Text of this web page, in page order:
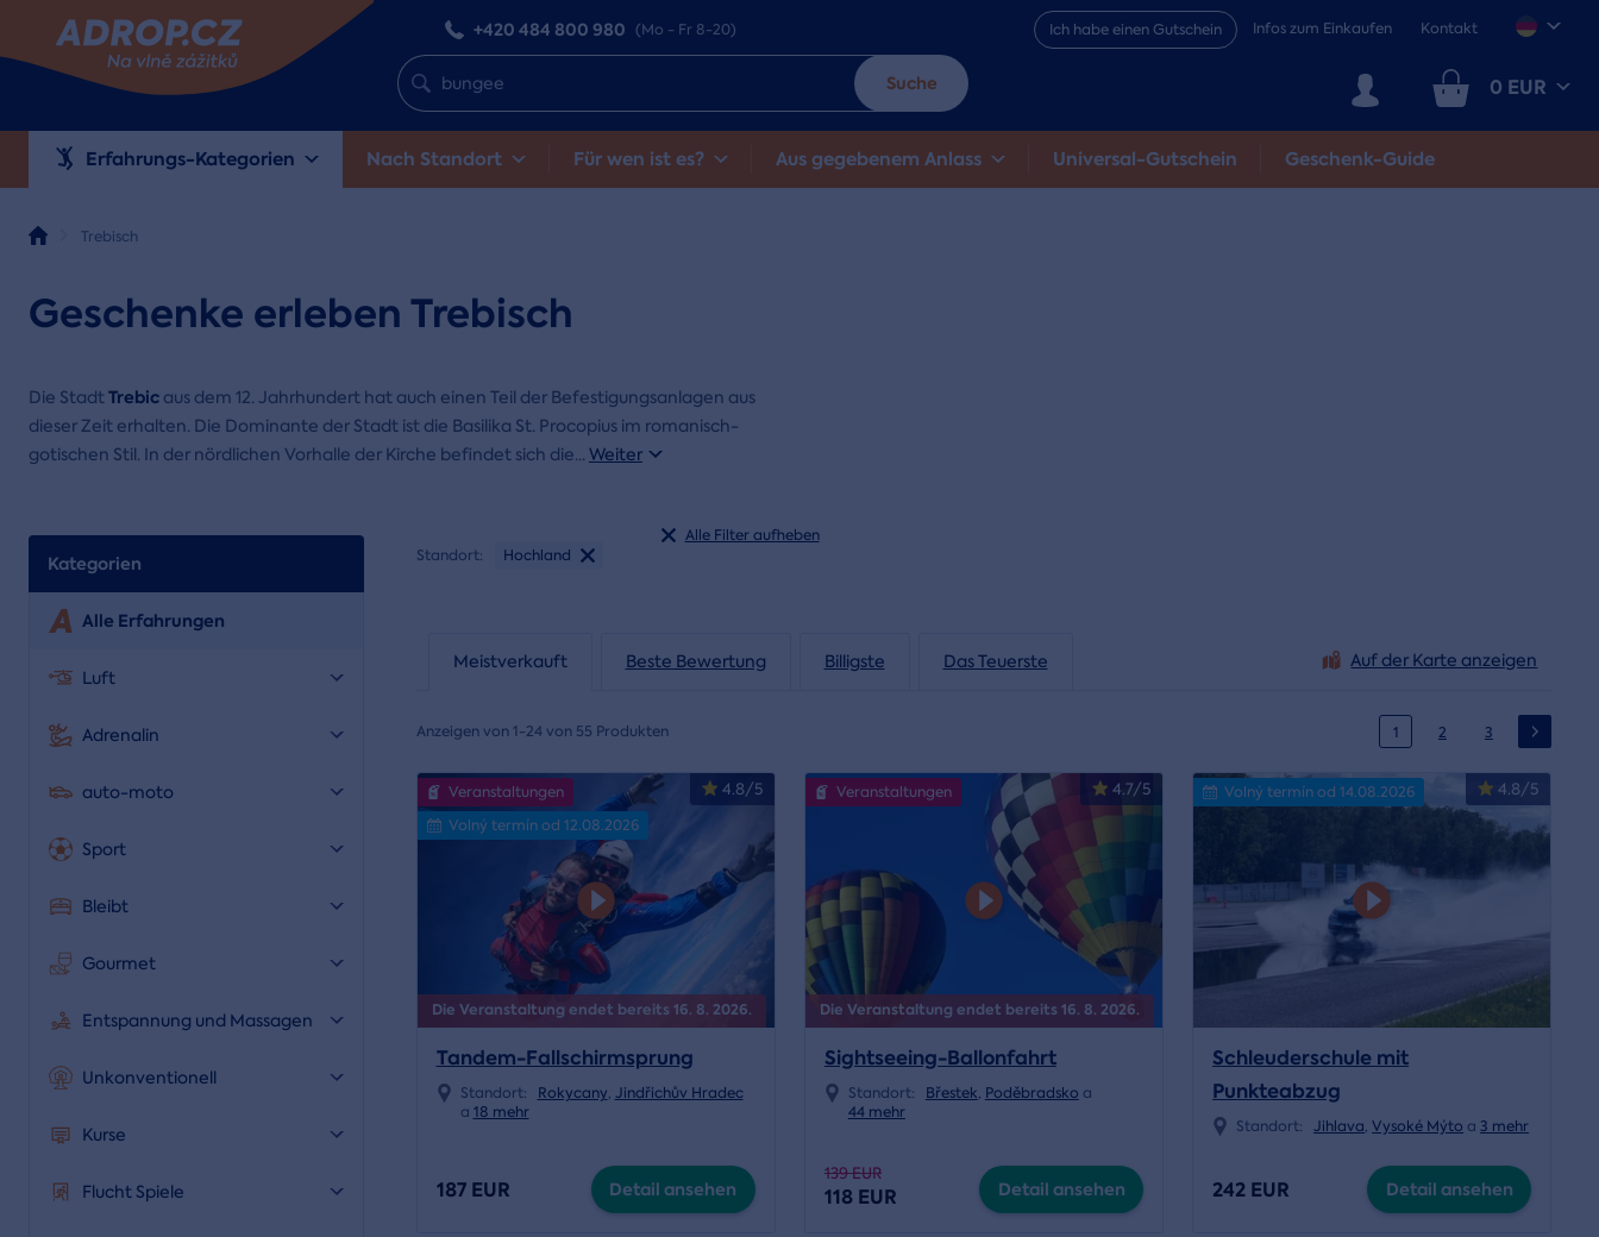
+420 484 800 980 (Mo - Fr 8-20) Ich habe einen Gutschein Infos zum Einkaufen Kontakt
Suche 0 EUR
Erfahrungs-Kategorien Nach Standort Für wen ist es? Aus gegebenem Anlass Universal-Gutschein Geschenk-Guide
Trebisch
Geschenke erleben Trebisch
Die StadtTrebic aus dem 12. Jahrhundert hat auch einen Teil der Befestigungsanlagen aus
dieser Zeit erhalten. Die Dominante der Stadt ist die Basilika St. Procopius im romanisch-
gotischen Stil. In der nördlichen Vorhalle der Kirche befindet sich die... Weiter
Kategorien
Alle Erfahrungen
Luft
Adrenalin
auto-moto
Sport
Bleibt
Gourmet
Entspannung und Massagen
Unkonventionell
Kurse
Flucht Spiele
Standort: Hochland
Alle Filter aufheben
Auf der Karte anzeigen
Meistverkauft Beste Bewertung Billigste Das Teuerste
Anzeigen von 1-24 von 55 Produkten 1 2 3
Die Veranstaltung endet bereits 16. 8. 2026.
4.8/5
Veranstaltungen
Volný termín od 12.08.2026
Tandem-Fallschirmsprung
Standort: Rokycany, Jindřichův Hradec
a 18 mehr
187 EUR Detail ansehen
Die Veranstaltung endet bereits 16. 8. 2026.
4.7/5
Veranstaltungen
Sightseeing-Ballonfahrt
Standort: Břestek, Poděbradsko a
44 mehr
139 EUR
118 EUR Detail ansehen
4.8/5
Volný termín od 14.08.2026
Schleuderschule mit
Punkteabzug
Standort: Jihlava,Vysoké Mýto a 3 mehr
242 EUR Detail ansehen